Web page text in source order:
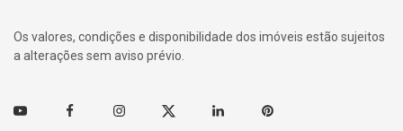
Os valores, condições e disponibilidade dos imóveis estão sujeitos
a alterações sem aviso prévio.
Youtube FacebookInstagramTwitter Linkedin Pinterest